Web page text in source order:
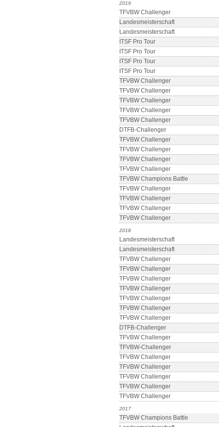
2019
TFVBW Challenger
Landesmeisterschaft
Landesmeisterschaft
ITSF Pro Tour
ITSF Pro Tour
ITSF Pro Tour
ITSF Pro Tour
TFVBW Challenger
TFVBW Challenger
TFVBW Challenger
TFVBW Challenger
TFVBW Challenger
DTFB-Challenger
TFVBW Challenger
TFVBW Challenger
TFVBW Challenger
TFVBW Challenger
TFVBW Champions Battle
TFVBW Challenger
TFVBW Challenger
TFVBW Challenger
TFVBW Challenger
2018
Landesmeisterschaft
Landesmeisterschaft
TFVBW Challenger
TFVBW Challenger
TFVBW Challenger
TFVBW Challenger
TFVBW Challenger
TFVBW Challenger
TFVBW Challenger
DTFB-Challenger
TFVBW Challenger
TFVBW-Challenger
TFVBW Challenger
TFVBW Challenger
TFVBW Challenger
TFVBW Challenger
TFVBW Challenger
2017
TFVBW Champions Battle